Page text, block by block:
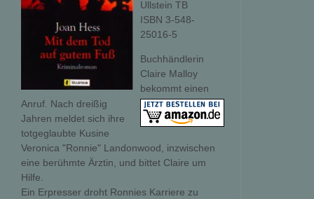
Ullstein TB
ISBN 3-548-
25016-5
Buchhändlerin
Claire Malloy
bekommt einen
Anruf. Nach dreißig
Jahren meldet sich ihre
totgeglaubte Kusine
Veronica "Ronnie" Landonwood, inzwischen
eine berühmte Ärztin, und bittet Claire um
Hilfe.
Ein Erpresser droht Ronnies Karriere zu